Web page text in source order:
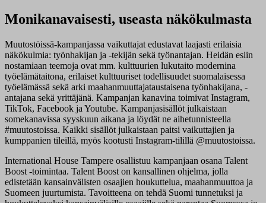
Monikanavaisesti, useasta näkökulmasta
Muutostöissä-kampanjassa vaikuttajat edustavat laajasti erilaisia
näkökulmia: työnhakijan ja -tekijän sekä työnantajan. Heidän esiin
nostamiaan teemoja ovat mm. kulttuurien lukutaito modernina
työelämätaitona, erilaiset kulttuuriset todellisuudet suomalaisessa
työelämässä sekä arki maahanmuuttajataustaisena työnhakijana, -
antajana sekä yrittäjänä. Kampanjan kanavina toimivat Instagram,
TikTok, Facebook ja Youtube. Kampanjasisällöt julkaistaan
somekanavissa syyskuun aikana ja löydät ne aihetunnisteella
#muutostoissa. Kaikki sisällöt julkaistaan paitsi vaikuttajien ja
kumppanien tileillä, myös kootusti Instagram-tilillä @muutostoissa.
International House Tampere osallistuu kampanjaan osana Talent
Boost -toimintaa. Talent Boost on kansallinen ohjelma, jolla
edistetään kansainvälisten osaajien houkuttelua, maahanmuuttoa ja
Suomeen juurtumista. Tavoitteena on tehdä Suomi tunnetuksi ja